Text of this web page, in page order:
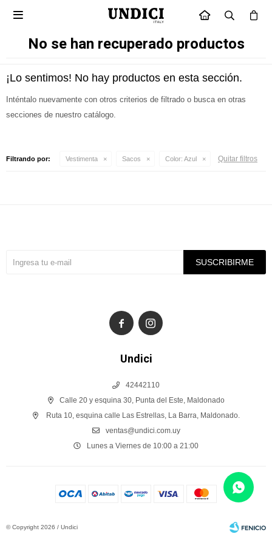
INICIO

No se han recuperado productos
¡Lo sentimos! No hay productos en esta sección.
Inténtalo nuevamente con otros criterios de filtrado o busca en otras
secciones de nuestro catálogo.
Filtrando por: Vestimenta Sacos Color: Azul Quitar filtros
Undici
42442110
Calle 20 y esquina 30, Punta del Este, Maldonado
Ruta 10, esquina calle Las Estrellas, La Barra, Maldonado.
ventas@undici.com.uy
Lunes a Viernes de 10:00 a 21:00
SUSCRIBIRME
 
© Copyright 2026 / Undici